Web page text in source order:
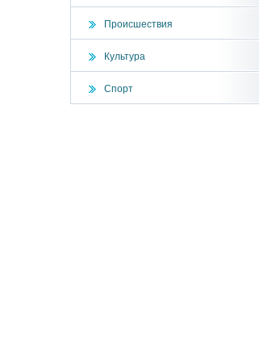
Происшествия
Культура
Спорт